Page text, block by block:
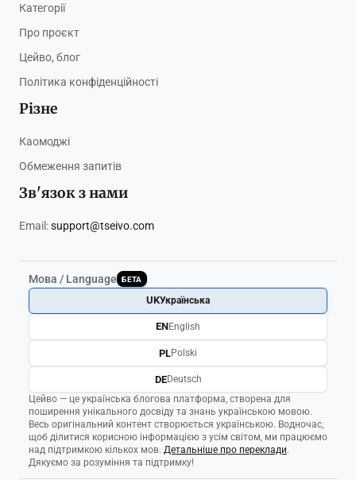
Категорії
Про проєкт
Цейво, блог
Політика конфіденційності
Різне
Каомоджі
Обмеження запитів
Зв'язок з нами
Email:support@tseivo.com
Мова / Language БЕТА
Цейво — це українська блогова платформа, створена для
поширення унікального досвіду та знань українською мовою.
Весь оригінальний контент створюється українською. Водночас,
щоб ділитися корисною інформацією з усім світом, ми працюємо
над підтримкою кількох мов. Детальніше про переклади.
Дякуємо за розуміння та підтримку!
UKУкраїнська
ENEnglish
PLPolski
DEDeutsch